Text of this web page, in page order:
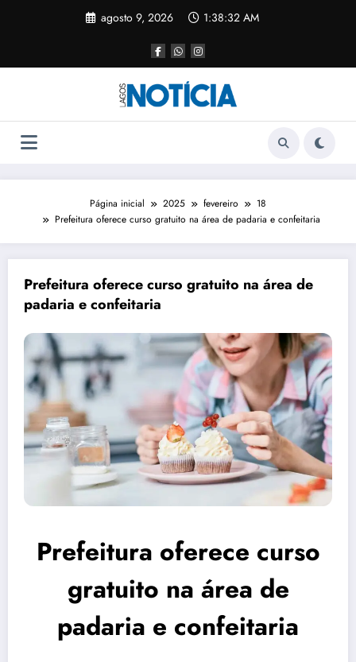
agosto 9, 2026 1:38:32 AM
Página inicial 2025 fevereiro
18
Prefeitura oferece curso gratuito na área de padaria e confeitaria
Prefeitura oferece curso gratuito na área de
padaria e confeitaria
Prefeitura oferece curso
gratuito na área de
padaria e confeitaria